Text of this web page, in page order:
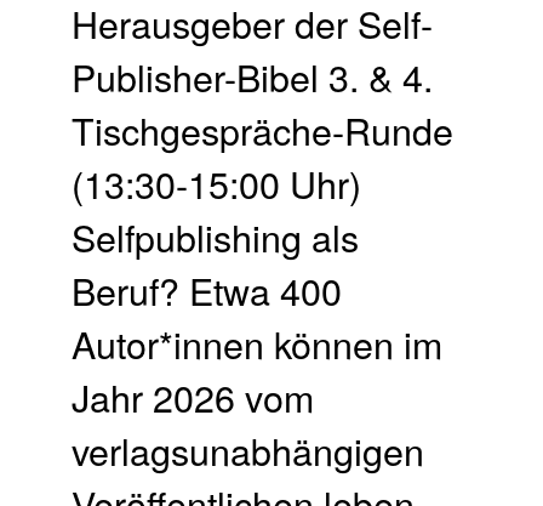
Herausgeber der Self-
Publisher-Bibel 3. & 4.
Tisch­gespräche-Runde
(13:30-15:00 Uhr)
Selfpublishing als
Beruf? Etwa 400
Autor*innen können im
Jahr 2026 vom
verlagsunabhängigen